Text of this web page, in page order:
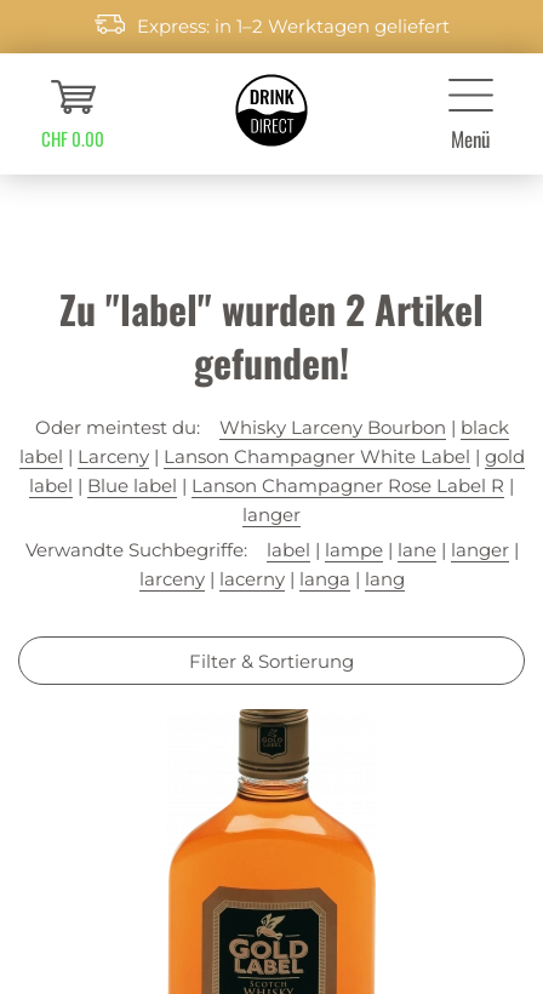
Express: in 1–2 Werktagen geliefert
CHF 0.00 Menü
Zu "label" wurden 2Artikel
gefunden!
Oder meintest du: Whisky Larceny Bourbon | black
label | Larceny| Lanson Champagner White Label | gold
label | Blue label | Lanson Champagner Rose Label R |
langer
Verwandte Suchbegriffe:
label | lampe| lane| langer|
larceny| lacerny| langa | lang
Filter & Sortierung